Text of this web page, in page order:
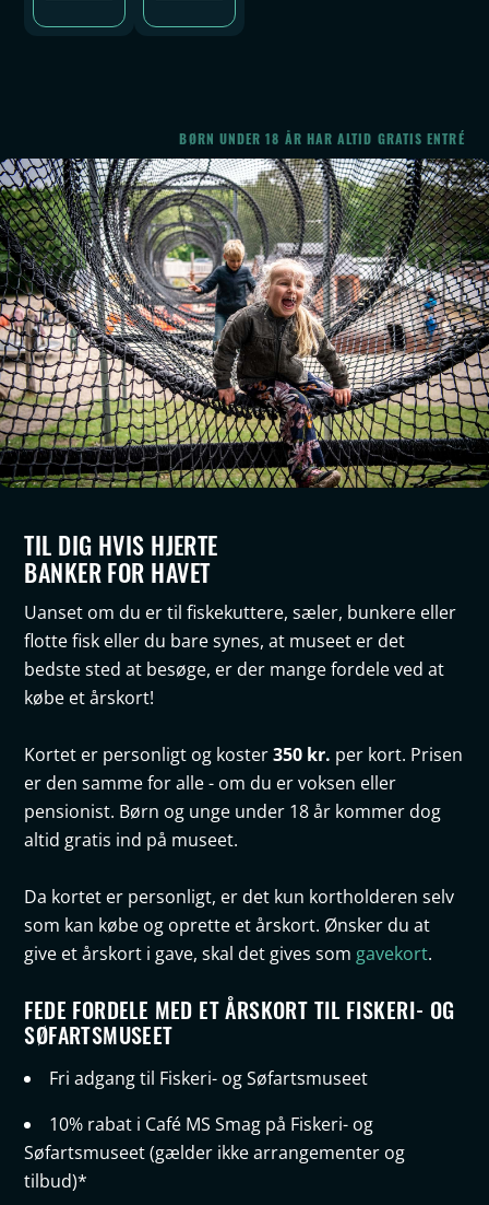
TIL DIG HVIS HJERTE
BANKER FOR HAVET
Uanset om du er til fiskekuttere, sæler, bunkere eller
flotte fisk eller du bare synes, at museet er det
bedste sted at besøge, er der mange fordele ved at
købe et årskort!
Kortet er personligt og koster350 kr. per kort. Prisen
er den samme for alle - om du er voksen eller
pensionist. Børn og unge under 18 år kommer dog
altid gratis ind på museet.
Da kortet er personligt, er det kun kortholderen selv
som kan købe og oprette et årskort. Ønsker du at
give et årskort i gave, skal det gives som gavekort.
FEDE FORDELE MED ET ÅRSKORT TIL FISKERI- OG
SØFARTSMUSEET
Fri adgang til Fiskeri- og Søfartsmuseet
10% rabat i Café MS Smag på Fiskeri- og
Søfartsmuseet (gælder ikke arrangementer og
tilbud)*
BØRN UNDER 18 ÅR HAR ALTID GRATIS ENTRÉ